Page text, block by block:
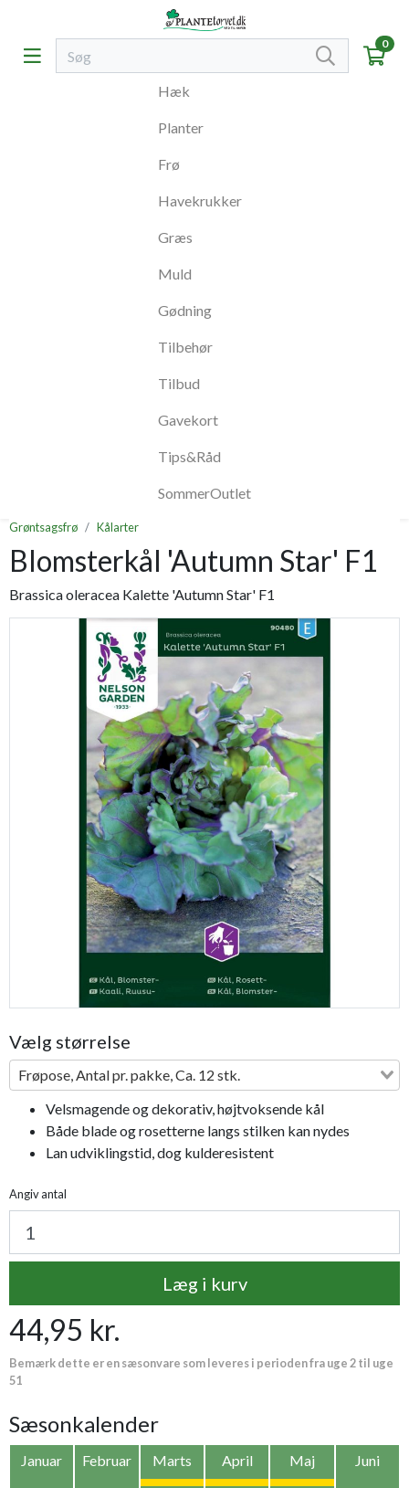
0
Hæk
Planter
Frø
Havekrukker
Græs
Muld
Gødning
Tilbehør
Tilbud
Gavekort
Tips&Råd
SommerOutlet
Grøntsagsfrø Kålarter
Blomsterkål 'Autumn Star' F1
Brassica oleracea Kalette 'Autumn Star' F1
Previous
Vælg størrelse
Frøpose, Antal pr. pakke, Ca. 12 stk.
Velsmagende og dekorativ, højtvoksende kål
Både blade og rosetterne langs stilken kan nydes
Lan udviklingstid, dog kulderesistent
Angiv antal
Læg i kurv
44,95 kr.
Bemærk dette er en sæsonvare som leveres i perioden fra uge 2 til uge
51
Sæsonkalender
Januar Februar Marts April Maj Juni